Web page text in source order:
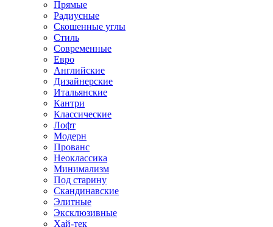
Прямые
Радиусные
Скошенные углы
Стиль
Современные
Евро
Английские
Дизайнерские
Итальянские
Кантри
Классические
Лофт
Модерн
Прованс
Неоклассика
Минимализм
Под старину
Скандинавские
Элитные
Эксклюзивные
Хай-тек